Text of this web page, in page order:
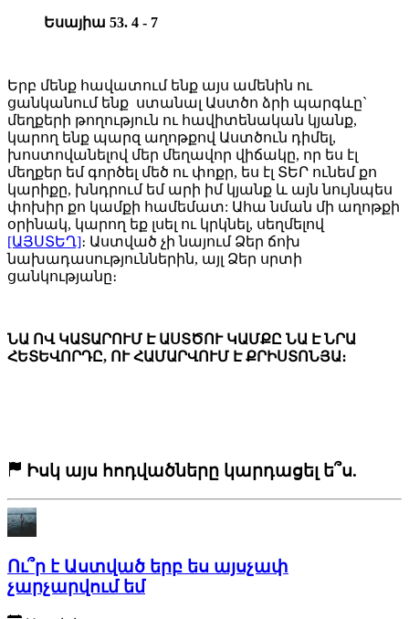
Եսայիա 53. 4 - 7
Երբ մենք հավատում ենք այս ամենին ու
ցանկանում ենք ստանալ Աստծո ձրի պարգևը`
մեղքերի թողություն ու հավիտենական կյանք,
կարող ենք պարզ աղոթքով Աստծուն դիմել,
խոստովանելով մեր մեղավոր վիճակը, որ ես էլ
մեղքեր եմ գործել մեծ ու փոքր, ես էլ ՏԵՐ ունեմ քո
կարիքը, խնդրում եմ արի իմ կյանք և այն նույնպես
փոխիր քո կամքի համեմատ: Ահա նման մի աղոթքի
օրինակ, կարող եք լսել ու կրկնել, սեղմելով
[ԱՅՍՏԵՂ]։ Աստված չի նայում Ձեր ճոխ
նախադասություններին, այլ Ձեր սրտի
ցանկությանը։
ՆԱ ՈՎ ԿԱՏԱՐՈՒՄ Է ԱՍՏԾՈՒ ԿԱՄՔԸ ՆԱ Է ՆՐԱ
ՀԵՏԵՎՈՐԴԸ, ՈՒ ՀԱՄԱՐՎՈՒՄ Է ՔՐԻՍՏՈՆՅԱ։
Իսկ այս հոդվածները կարդացել ե՞ս.
Ու՞ր է Աստված երբ ես այսչափ
չարչարվում եմ